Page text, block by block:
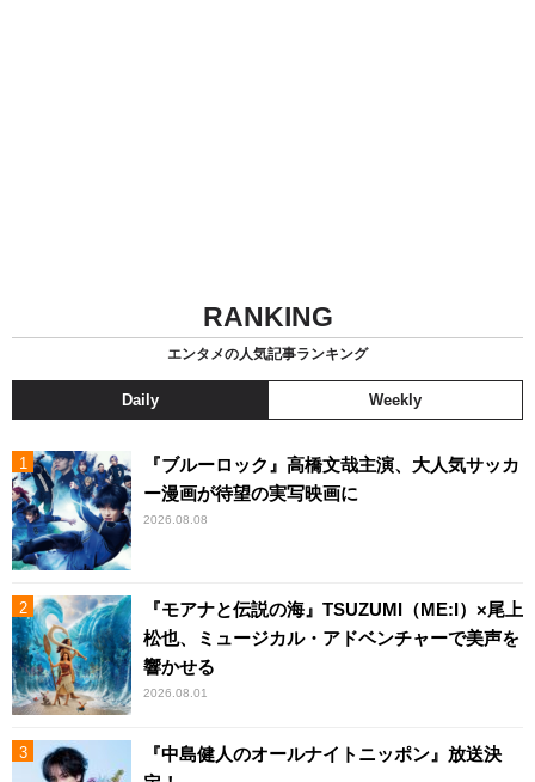
RANKING
エンタメの人気記事ランキング
Daily Weekly
『ブルーロック』高橋文哉主演、大人気サッカ
ー漫画が待望の実写映画に
2026.08.08
『モアナと伝説の海』TSUZUMI（ME:I）×尾上
松也、ミュージカル・アドベンチャーで美声を
響かせる
2026.08.01
『中島健人のオールナイトニッポン』放送決